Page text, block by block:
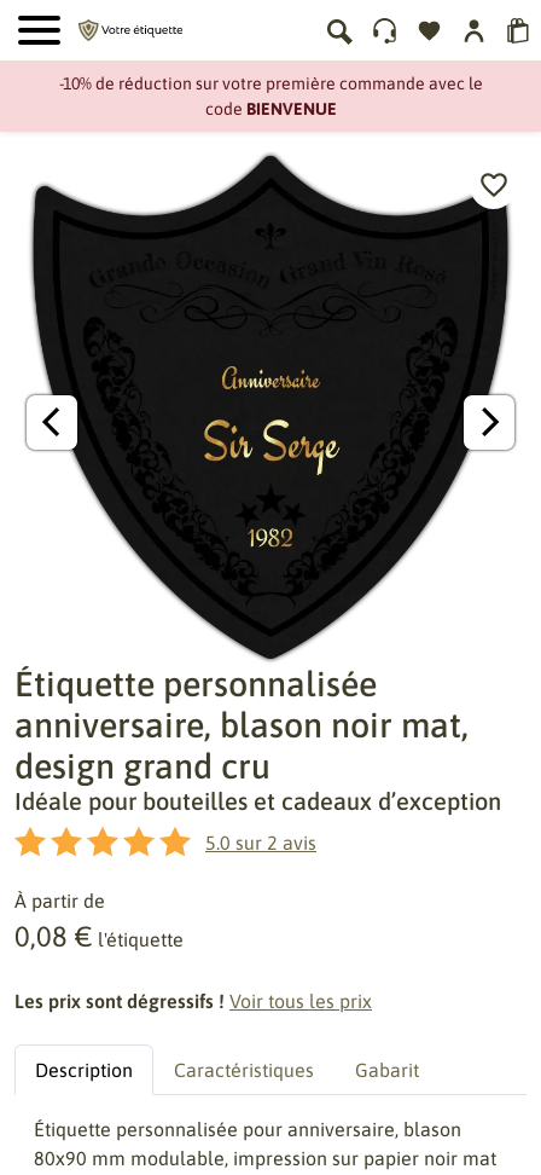
-10% de réduction sur votre première commande avec le
code BIENVENUE
Étiquette personnalisée
anniversaire, blason noir mat,
design grand cru
Idéale pour bouteilles et cadeaux d’exception
5.0 sur 2 avis
À partir de
0,08 € l'étiquette
Les prix sont dégressifs ! Voir tous les prix
Description Caractéristiques Gabarit
Étiquette personnalisée pour anniversaire, blason
80x90 mm modulable, impression sur papier noir mat